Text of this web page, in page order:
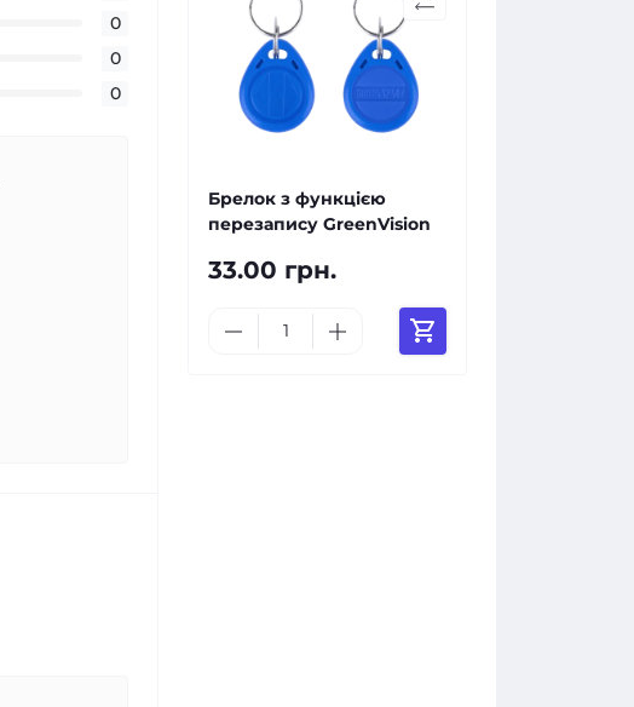
0
0
0
Брелок з функцією
перезапису GreenVision
33.00 грн.